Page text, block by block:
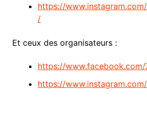
https://
/
Et ceux des organisateurs :
https://www.facebook.com/
https://